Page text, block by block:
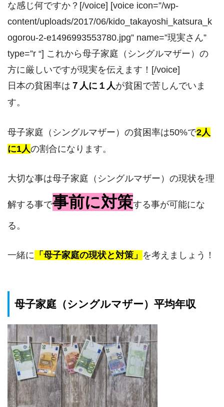
な感じ何ですか？[/voice] [voice icon=”/wp-
content/uploads/2017/06/kido_takayoshi_katsura_k
ogorou-2-e1496993553780.jpg” name=”現実さん”
type=”r “] これから母子家庭（シングルマザー）の
方に厳しいですが現実を伝えます！[/voice]
日本の貧困率は ７人に１人が貧困で苦しんでいま
す。
母子家庭（シングルマザー）の貧困率は50%で2人
に1人の割合になります。
大切な事は母子家庭（シングルマザー）の現状を理
解する事で事前に対策する事が可能にな
る。
一緒に 「母子家庭の現状と対策」 を考えましょう！
母子家庭（シングルマザー）平均年収